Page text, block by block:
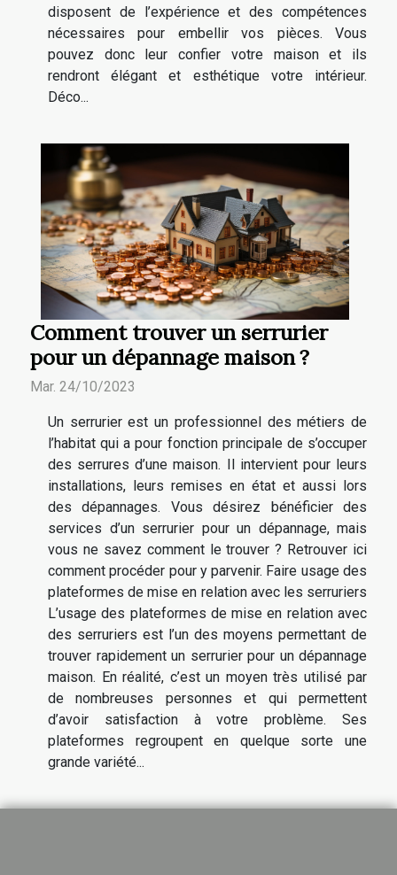
disposent de l’expérience et des compétences
nécessaires pour embellir vos pièces. Vous
pouvez donc leur confier votre maison et ils
rendront élégant et esthétique votre intérieur.
Déco...
Comment trouver un serrurier
pour un dépannage maison ?
Mar. 24/10/2023
Un serrurier est un professionnel des métiers de
l’habitat qui a pour fonction principale de s’occuper
des serrures d’une maison. Il intervient pour leurs
installations, leurs remises en état et aussi lors
des dépannages. Vous désirez bénéficier des
services d’un serrurier pour un dépannage, mais
vous ne savez comment le trouver ? Retrouver ici
comment procéder pour y parvenir. Faire usage des
plateformes de mise en relation avec les serruriers
L’usage des plateformes de mise en relation avec
des serruriers est l’un des moyens permettant de
trouver rapidement un serrurier pour un dépannage
maison. En réalité, c’est un moyen très utilisé par
de nombreuses personnes et qui permettent
d’avoir satisfaction à votre problème. Ses
plateformes regroupent en quelque sorte une
grande variété...